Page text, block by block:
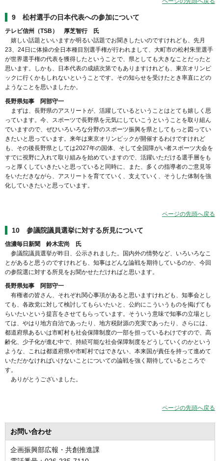
9 松村選手の日本代表への参加について
テレビ信州（TSB） 厚芝智行 氏
嬉しい話題といいますか明るい話題でお聞きしたいのですけれども、先月
23、24日に体操の全日本種目別選手権が行われまして、大町市の松村朱里選手
が世界選手権の代表を獲得したということで、県としても大きなことだったと
思います。しかも、日本代表の成績次第でもありますけれども、東京オリンピ
ックに行くかもしれないということです。その知らせを受けたとき率直にどの
ようなことを思いましたか。
長野県知事 阿部守一
まずは、長野県のアスリートが、活躍しているということはとても嬉しく思
っています。今、スポーツで長野県を元気にしていこうということを取り組ん
でいますので、ぜひいろいろな分野のスポーツ振興を県としてもっと図ってい
きたいと思っています。来年は東京オリンピックが開催するわけですけれど
も、その後長野県としては2027年の国体、そして全国障がい者スポーツ大会を
すでに視野に入れて取り組みを始めていますので、活躍いただける選手層をも
っと厚くしていきたいと思っていると同時に、また、多くの指導者のご意見等
をいただきながら、アスリートを育てていく、支えていく、そうした体制を強
化していきたいと思っています。
ページの先頭へ戻る
10 参議院議員選挙に対する所見について
信濃毎日新聞 鈴木宏尚 氏
参議院議員選挙が昨日、公示されました。国内外の情勢など、いろいろなこ
とがあると思うのですけれども、知事はどんな論戦を期待しているのか、今回
の参院選に対する所見をお聞かせただければと思います。
長野県知事 阿部守一
有権者の皆さん、それぞれ関心事項があると思いますけれども、知事会とし
ても、各政党に対して検討してもらいたいと、公約にこういうものを掲げても
らいたいという提言をさせてもらっています。そういう意味で知事の立場とし
ては、やはり地方自治であったり、地方税財源の充実であったり、さらには、
都道府県あるいは市町村も社会保障制度の一部を担っているわけですので、高
齢化、少子化が進む中で、持続可能な社会保障制度をどうしていくのかという
ような、これは都道府県や市町村ではできない、本来国が責任を持って進めて
いただかなければいけないことについての論戦を強く期待しているところで
す。
ありがとうございました。
ページの先頭へ戻る
お問い合わせ
企画振興部広報・共創推進課